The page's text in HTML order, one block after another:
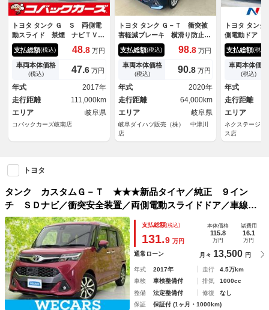
トヨタ タンク Ｇ Ｓ 両側電
動スライド 禁煙 ナビＴＶ
Ｂｌｕｅｔｏｏｔｈ １オーナ
ー ＬＥＤ クルーズコントロ
ール オートライト 電動格納
ミラー
支払総額(税込) 48.8 万円
車両本体価格
(税込) 47.6 万円
年式
2017年
走行距離
111,000km
エリア
岐阜県
コバックカーズ岐南店
トヨタ タンク Ｇ－Ｔ 衝突被
害軽減ブレーキ 横滑り防止装
置 オートマチックハイビー
ム アイドリングストップ ス
テアリングスイッチ オートラ
イト キーフリーシステム オ
ートエアコン 両側電動スライ
ドドア 純正ホイールキャップ
支払総額(税込) 98.8 万円
車両本体価格
(税込) 90.8 万円
年式
2020年
走行距離
64,000km
エリア
岐阜県
岐阜ダイハツ販売（株） 中津川
店
トヨタ タン
側電動ドア
ビ 全周囲カ
減システム
センサー ス
Ｄヘッド ク
インチアルミ
ム オートラ
コン
支払総額(税込)
車両本体価格
(税込)
年式
走行距離
エリア
ネクステージ
ス店
トヨタ
タンク カスタムＧ－Ｔ ★★★新品タイヤ／純正 ９イン
チ ＳＤナビ／衝突安全装置／両側電動スライドドア／車線逸
脱防止支援システム／ヘッドランプ ＬＥＤ／Ｂｌｕｅｔｏｏ
ｔｈ接続／ＥＴＣ／ＥＢＤ付ＡＢＳ／横滑り防止装置
支払総額(税込)
131.9 万円
本体価格
115.8
万円
諸費用
16.1
万円
通常ローン 月々 13,500 円
年式 2017年 走行
4.5万km
車検
車検整備付 排気
1000cc
整備
法定整備付 修復
なし
保証
保証付 (1ヶ月・1000km)